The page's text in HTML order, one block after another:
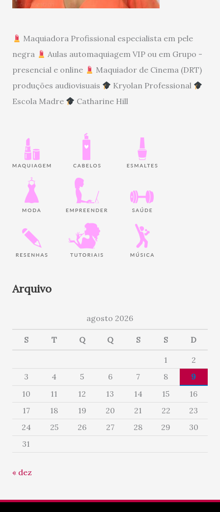
Maquiadora Profissional especialista em pele
negra
Aulas automaquiagem VIP ou em Grupo -
presencial e online
Maquiador de Cinema (DRT)
produções audiovisuais
Kryolan Professional
Escola Madre
Catharine Hill
Arquivo
agosto 2026
S T Q Q S S D
1
2
3
4 5 6 7 8
9
10
11 12 13 14 15
16
17
18 19 20 21 22
23
24
25 26 27 28 29
30
31
« dez